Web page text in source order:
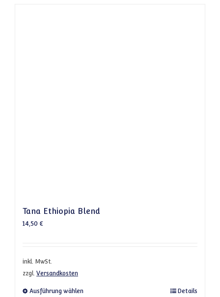
Tana Ethiopia Blend
14,50 €
inkl. MwSt.
zzgl. Versandkosten
Ausführung wählen Dieses Produkt weist mehrere Varianten
Details